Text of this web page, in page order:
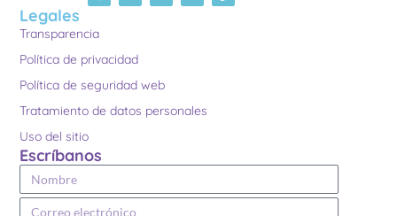
Legales
Transparencia
Política de privacidad
Política de seguridad web
Tratamiento de datos personales
Uso del sitio
Escríbanos